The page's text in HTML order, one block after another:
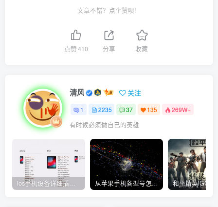
文章不错？点个赞呗！
点赞410 分享 收藏
清风 关注
1 2235 37 135 269W+
有时候必须做自己的英雄
ios手机设备详细插件平刷教程 从苹果手机各型号怎么越狱到怎么开科技完整教程